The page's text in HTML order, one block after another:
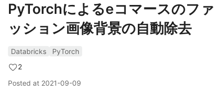
PyTorchによるeコマースのファ
ッション画像背景の自動除去
Databricks
PyTorch
2
Posted at 2021-09-09